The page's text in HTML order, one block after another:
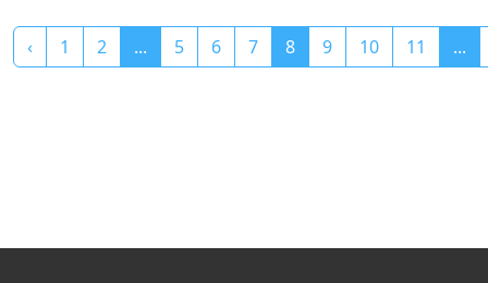
‹ 1 2 ... 5 6 7 8 9 10 11 ...